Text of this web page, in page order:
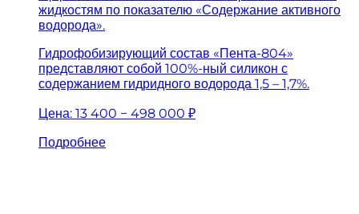
жидкостям по показателю «Содержание активного
водорода».
Гидрофобизирующий состав «Пента-804»
представляют собой 100%-ный силикон с
содержанием гидридного водорода 1,5 – 1,7%.
Цена: 13 400 − 498 000 ₽
Подробнее